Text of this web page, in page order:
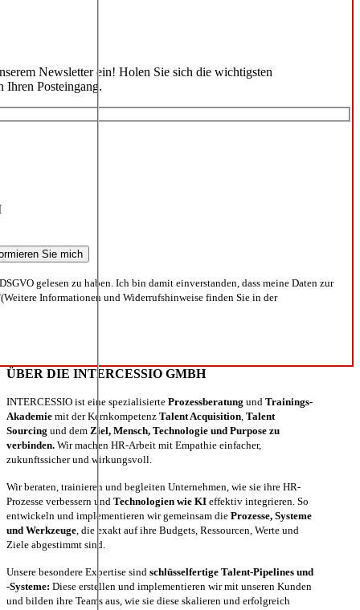
Newsletter ein! Holen Sie sich die wichtigsten
Ihren Posteingang.
gelesen zu haben. Ich bin damit einverstanden, dass meine Daten zur
Informationen und Widerrufshinweise finden Sie in der
ÜBER DIE INTERCESSIO GMBH
INTERCESSIO ist eine spezialisierte Prozessberatung und Trainings-
Akademie mit der Kernkompetenz Talent Acquisition, Talent
Sourcing und dem Ziel, Mensch, Technologie und Purpose zu
verbinden. Wir machen HR-Arbeit mit Empathie einfacher,
zukunftssicher und wirkungsvoll.
Wir beraten, trainieren und begleiten Unternehmen, wie sie ihre HR-
Prozesse verbessern und Technologien wie KI effektiv integrieren. So
entwickeln und implementieren wir gemeinsam die Prozesse, Systeme
und Werkzeuge, die exakt auf ihre Budgets, Ressourcen, Werte und
Ziele abgestimmt sind.
Unsere besondere Expertise sind schlüsselfertige Talent-Pipelines und
-Systeme: Diese erstellen und implementieren wir mit unseren Kunden
und bilden ihre Teams aus, wie sie diese skalieren und erfolgreich